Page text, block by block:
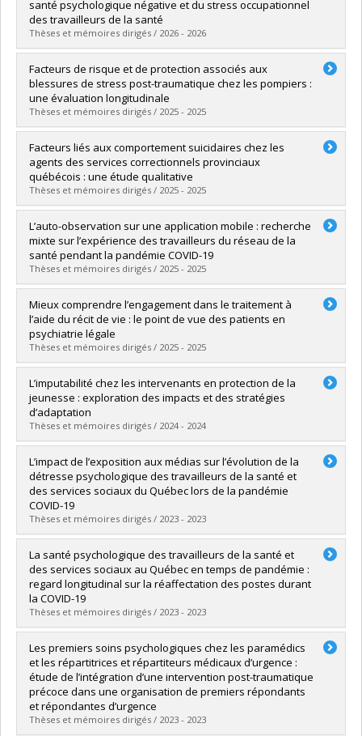
Grade :D. Psy.
Lien vers le document dans Papyrus
santé psychologique négative et du stress occupationnel
des travailleurs de la santé
Thèses et mémoires dirigés / 2026 - 2026
Graduate : Dufour, Renaud
Cycle :Doctoral
Grade :Ph. D.
Lien vers le document dans Papyrus
Facteurs de risque et de protection associés aux
blessures de stress post-traumatique chez les pompiers :
une évaluation longitudinale
Thèses et mémoires dirigés / 2025 - 2025
Graduate :Boulé, Constance
Cycle : Master's
Grade :M. Sc.
Lien vers le document dans Papyrus
Facteurs liés aux comportement suicidaires chez les
agents des services correctionnels provinciaux
québécois : une étude qualitative
Thèses et mémoires dirigés / 2025 - 2025
Graduate :Wong, Teresa
Cycle :Master's
Grade :M. Sc.
Lien vers le document dans Papyrus
L’auto-observation sur une application mobile : recherche
mixte sur l’expérience des travailleurs du réseau de la
santé pendant la pandémie COVID-19
Thèses et mémoires dirigés / 2025 - 2025
Graduate :Khaldoun, Lydia
Cycle :Master's
Grade :M. Sc.
Lien vers le document dans Papyrus
Mieux comprendre l’engagement dans le traitement à
l’aide du récit de vie : le point de vue des patients en
psychiatrie légale
Thèses et mémoires dirigés / 2025 - 2025
Graduate :Poitras, Mélanie
Cycle :Doctoral
Grade :Ph. D.
Lien vers le document dans Papyrus
L’imputabilité chez les intervenants en protection de la
jeunesse : exploration des impacts et des stratégies
d’adaptation
Thèses et mémoires dirigés / 2024 - 2024
Graduate :Lavallée, Victoria
Cycle :Master's
Grade :M. Sc.
Lien vers le document dans Papyrus
L’impact de l’exposition aux médias sur l’évolution de la
détresse psychologique des travailleurs de la santé et
des services sociaux du Québec lors de la pandémie
COVID-19
Thèses et mémoires dirigés / 2023 - 2023
Graduate :Jalbert, Megane
Cycle :Master's
Grade :M. Sc.
Lien vers le document dans Papyrus
La santé psychologique des travailleurs de la santé et
des services sociaux au Québec en temps de pandémie :
regard longitudinal sur la réaffectation des postes durant
la COVID-19
Thèses et mémoires dirigés / 2023 - 2023
Graduate :Rabasa, Axelle
Cycle :Master's
Grade :M. Sc.
Lien vers le document dans Papyrus
Les premiers soins psychologiques chez les paramédics
et les répartitrices et répartiteurs médicaux d’urgence :
étude de l’intégration d’une intervention post-traumatique
précoce dans une organisation de premiers répondants
et répondantes d’urgence
Thèses et mémoires dirigés / 2023 - 2023